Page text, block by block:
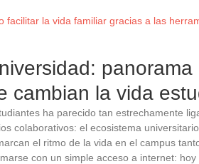
facilitar la vida familiar gracias a las
panorama
cambian la vida
ha parecido tan estrechamente
colaborativos: el ecosistema
el ritmo de la vida en el campus
con un simple acceso a internet: